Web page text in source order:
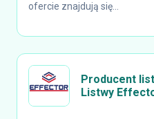
ofercie znajdują się...
Producent
Listwy